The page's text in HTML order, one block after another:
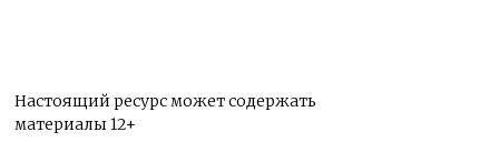
Настоящий ресурс может содержать
материалы 12+